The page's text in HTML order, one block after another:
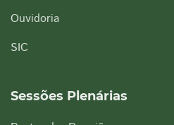
Ouvidoria
SIC
Sessões Plenárias